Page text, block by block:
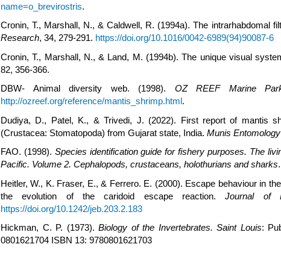
name=o_brevirostris.
Cronin, T., Marshall, N., & Caldwell, R. (1994a). The intrarhabdomal
Research, 34, 279-291. https://doi.org/10.1016/0042-6989(94)90087-6
Cronin, T., Marshall, N., & Land, M. (1994b). The unique visual
82, 356-366.
DBW- Animal diversity web. (1998). OZ REEF Marine
http://ozreef.org/reference/mantis_shrimp.html.
Dudiya, D., Patel, K., & Trivedi, J. (2022). First report of mantis
(Crustacea: Stomatopoda) from Gujarat state, India. Munis
FAO. (1998). Species identification guide for fishery purposes. The
Pacific. Volume 2. Cephalopods, crustaceans, holothurians and sharks
Heitler, W., K. Fraser, E., & Ferrero. E. (2000). Escape behaviour in
the evolution of the caridoid escape reaction.Journal of
https://doi.org/10.1242/jeb.203.2.183
Hickman, C. P. (1973). Biology of the Invertebrates. Saint Louis:
0801621704 ISBN 13: 9780801621703